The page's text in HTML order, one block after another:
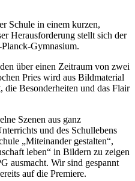
Schule in einem kurzen,
Herausforderung stellt sich der
Gymnasium.
über einen Zeitraum von zwei
Pries wird aus Bildmaterial
Besonderheiten und das Flair
Szenen aus ganz
und des Schullebens
„Miteinander gestalten“,
leben“ in Bildern zu zeigen
ausmacht. Wir sind gespannt
auf die Premiere.